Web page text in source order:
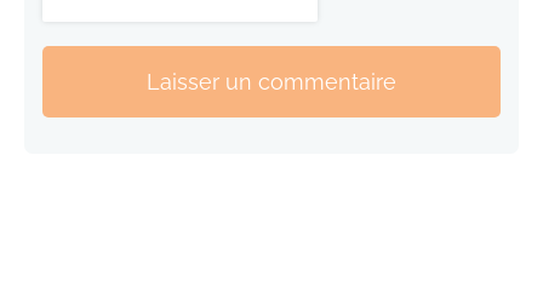
Laisser un commentaire